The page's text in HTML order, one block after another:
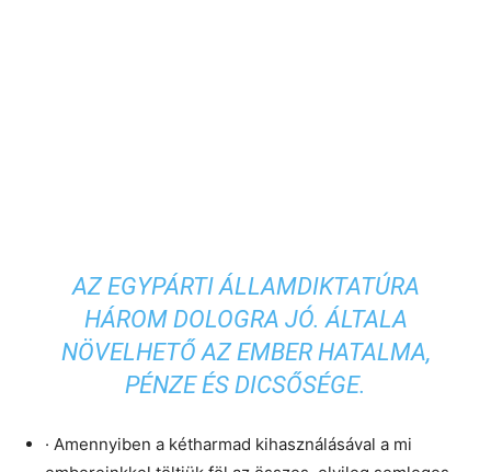
AZ EGYPÁRTI ÁLLAMDIKTATÚRA
HÁROM DOLOGRA JÓ. ÁLTALA
NÖVELHETŐ AZ EMBER HATALMA,
PÉNZE ÉS DICSŐSÉGE.
· Amennyiben a kétharmad kihasználásával a mi